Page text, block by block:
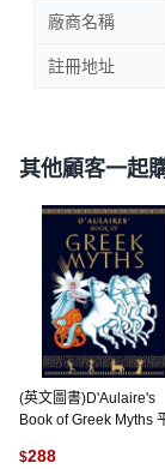
廠商名稱
註冊地址
其他顧客一起
(英文圖書)D'Aulaire's
Book of Greek Myths
$288